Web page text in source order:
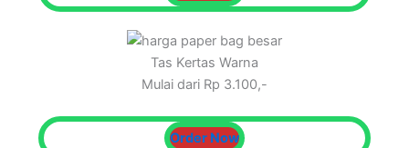
Tas Kertas Warna
Mulai dari Rp 3.100,-
Order Now